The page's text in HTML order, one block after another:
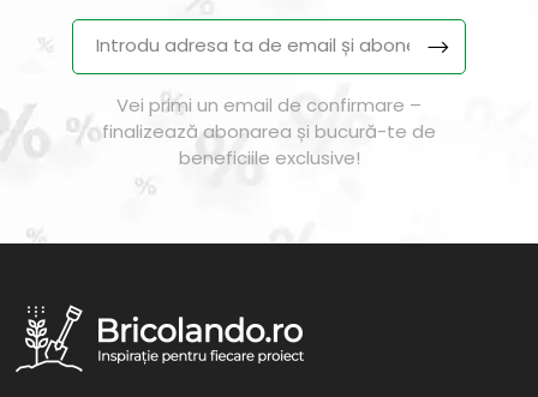
Vei primi un email de confirmare –
finalizează abonarea și bucură-te de
beneficiile exclusive!